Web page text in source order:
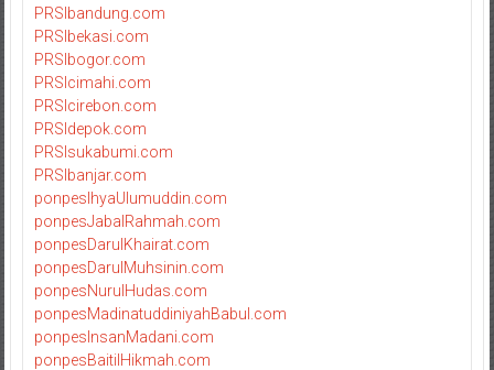
PRSIbandung.com
PRSIbekasi.com
PRSIbogor.com
PRSIcimahi.com
PRSIcirebon.com
PRSIdepok.com
PRSIsukabumi.com
PRSIbanjar.com
ponpesIhyaUlumuddin.com
ponpesJabalRahmah.com
ponpesDarulKhairat.com
ponpesDarulMuhsinin.com
ponpesNurulHudas.com
ponpesMadinatuddiniyahBabul.com
ponpesInsanMadani.com
ponpesBaitilHikmah.com